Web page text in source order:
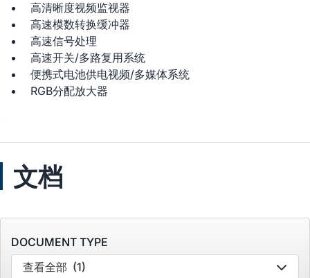
高清晰度视频监视器
高速模数转换缓冲器
高速信号处理
高速开关/多路复用系统
便携式电池供电视频/多媒体系统
RGB分配放大器
文档
DOCUMENT TYPE
查看全部 (1)